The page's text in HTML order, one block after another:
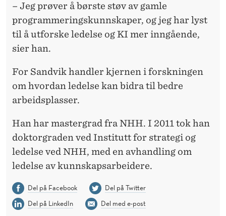
– Jeg prøver å børste støv av gamle
programmeringskunnskaper, og jeg har lyst
til å utforske ledelse og KI mer inngående,
sier han.
For Sandvik handler kjernen i forskningen
om hvordan ledelse kan bidra til bedre
arbeidsplasser.
Han har mastergrad fra NHH. I 2011 tok han
doktorgraden ved Institutt for strategi og
ledelse ved NHH, med en avhandling om
ledelse av kunnskapsarbeidere.
Del på Facebook
Del på Twitter
Del på LinkedIn
Del med e-post